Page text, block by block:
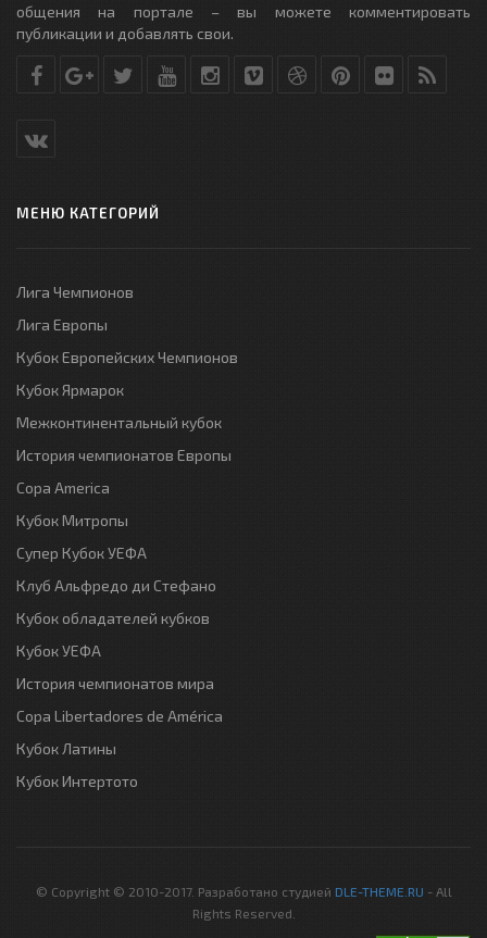
общения на портале – вы можете комментировать
публикации и добавлять свои.
МЕНЮ КАТЕГОРИЙ
Лига Чемпионов
Лига Европы
Кубок Европейских Чемпионов
Кубок Ярмарок
Межконтинентальный кубок
История чемпионатов Европы
Copa America
Кубок Митропы
Супер Кубок УЕФА
Клуб Альфредо ди Стефано
Кубок обладателей кубков
Кубок УЕФА
История чемпионатов мира
Copa Libertadores de América
Кубок Латины
Кубок Интертото
© Copyright © 2010-2017. Разработано студией DLE-THEME.RU - All
Rights Reserved.